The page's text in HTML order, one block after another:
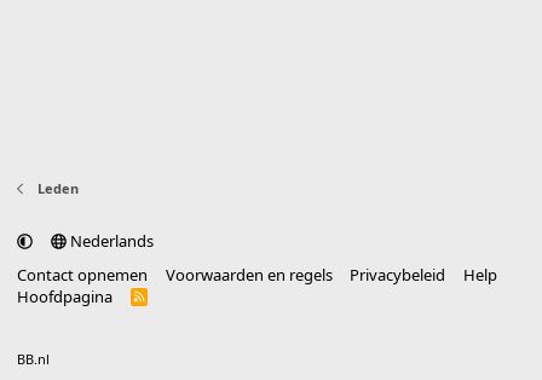
Leden
Nederlands
Contact opnemen
Voorwaarden en regels Privacybeleid
Help
Hoofdpagina
R
BB.nl